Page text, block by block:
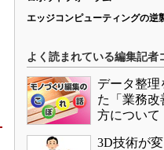
エッジコンピューティングの逆
よく読まれている編集記者
データ整理
た「業務改
方について
3D技術が